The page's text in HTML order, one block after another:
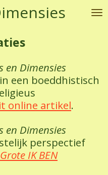
en Dimensies
een boeddhistisch
online artikel.
en Dimensies
perspectief
IK BEN